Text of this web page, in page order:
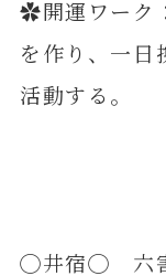
✿開運ワーク
を作り、一日
活動する。
◯井宿◯ 六害